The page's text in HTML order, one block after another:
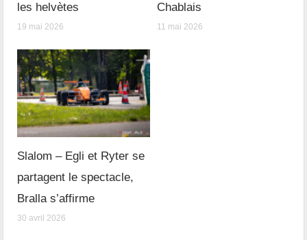
les helvètes
19 mai 2026
Chablais
11 mai 2026
Slalom – Egli et Ryter se
partagent le spectacle,
Bralla s’affirme
30 avril 2026